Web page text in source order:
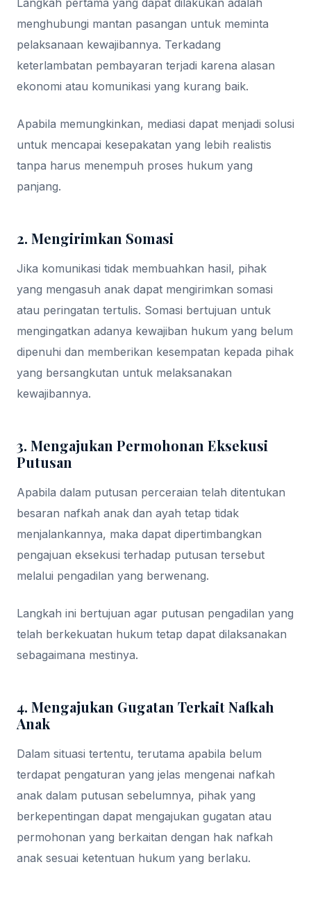
Langkah pertama yang dapat dilakukan adalah
menghubungi mantan pasangan untuk meminta
pelaksanaan kewajibannya. Terkadang
keterlambatan pembayaran terjadi karena alasan
ekonomi atau komunikasi yang kurang baik.
Apabila memungkinkan, mediasi dapat menjadi solusi
untuk mencapai kesepakatan yang lebih realistis
tanpa harus menempuh proses hukum yang
panjang.
2. Mengirimkan Somasi
Jika komunikasi tidak membuahkan hasil, pihak
yang mengasuh anak dapat mengirimkan somasi
atau peringatan tertulis. Somasi bertujuan untuk
mengingatkan adanya kewajiban hukum yang belum
dipenuhi dan memberikan kesempatan kepada pihak
yang bersangkutan untuk melaksanakan
kewajibannya.
3. Mengajukan Permohonan Eksekusi
Putusan
Apabila dalam putusan perceraian telah ditentukan
besaran nafkah anak dan ayah tetap tidak
menjalankannya, maka dapat dipertimbangkan
pengajuan eksekusi terhadap putusan tersebut
melalui pengadilan yang berwenang.
Langkah ini bertujuan agar putusan pengadilan yang
telah berkekuatan hukum tetap dapat dilaksanakan
sebagaimana mestinya.
4. Mengajukan Gugatan Terkait Nafkah
Anak
Dalam situasi tertentu, terutama apabila belum
terdapat pengaturan yang jelas mengenai nafkah
anak dalam putusan sebelumnya, pihak yang
berkepentingan dapat mengajukan gugatan atau
permohonan yang berkaitan dengan hak nafkah
anak sesuai ketentuan hukum yang berlaku.